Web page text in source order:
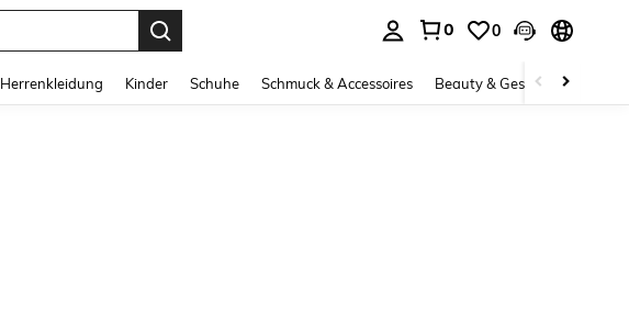
0 0
Herrenkleidung Kinder Schuhe Schmuck & Accessoires Beauty & Gesundheit